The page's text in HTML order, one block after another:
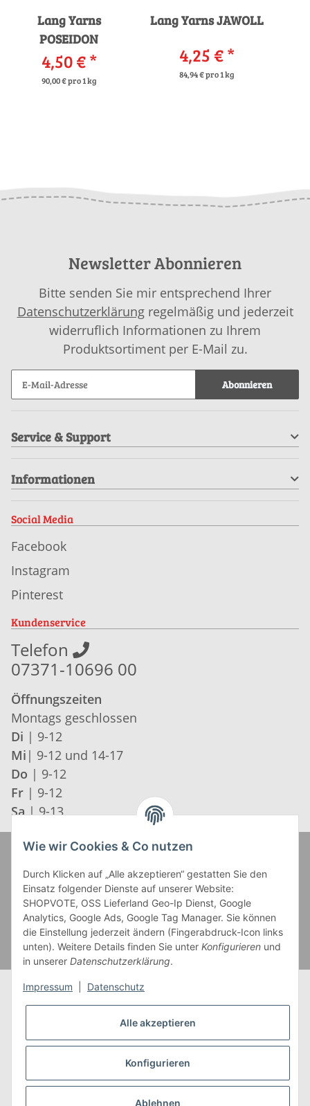
Lang Yarns
POSEIDON
4,50 €*
90,00 € pro 1 kg
Lang Yarns JAWOLL
4,25 €*
84,94 € pro 1 kg
Newsletter Abonnieren
Bitte senden Sie mir entsprechend Ihrer
Datenschutzerklärungregelmäßig und jederzeit
widerruflich Informationen zu Ihrem
Produktsortiment per E-Mail zu.
Abonnieren
Service & Support
Informationen
Social Media
Facebook
Instagram
Pinterest
Kundenservice
Telefon
07371-10696 00
Öffnungszeiten
Montags geschlossen
Di | 9-12
Mi | 9-12 und 14-17
Do | 9-12
Fr | 9-12
Sa | 9-13
* Alle Preise inkl. gesetzlicher USt., zzgl.Versand
** Gilt für Lieferungen innerhalb Deutschlands,
Lieferzeiten für andere Länder entnehmen Sie bitte
Versandkostenübersicht
Wie wir Cookies & Co nutzen
Durch Klicken auf „Alle akzeptieren“ gestatten Sie den
Einsatz folgender Dienste auf unserer Website:
SHOPVOTE, OSS Lieferland Geo-Ip Dienst, Google
Analytics, Google Ads, Google Tag Manager. Sie können
die Einstellung jederzeit ändern (Fingerabdruck-Icon links
unten). Weitere Details finden Sie unter Konfigurieren und
in unserer Datenschutzerklärung.
Impressum Datenschutz
Alle akzeptieren
Konfigurieren
Ablehnen